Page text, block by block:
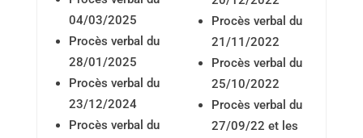
04/03/2025
Procès verbal du
28/01/2025
Procès verbal du
23/12/2024
Procès verbal du
Procès verbal du
21/11/2022
Procès verbal du
25/10/2022
Procès verbal du
27/09/22 et les